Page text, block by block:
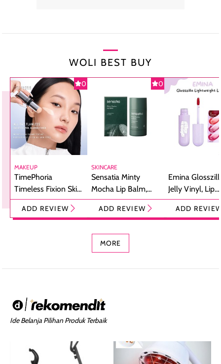
WOLI BEST BUY
0
MAKEUP
TimePhoria
Timeless Fixion Skin
Tint Stick,
Foundation dan
ADD REVIEW
0
SKINCARE
Sensatia Minty
Mocha Lip Balm,
Pelembap Bibir
dengan Aroma
ADD REVIEW
Emina
Jelly Vinyl, Lip
Cream Glossy
Ringan
ADD
MORE
Ide Belanja Pilihan Produk Terbaik